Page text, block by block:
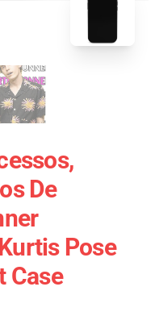
De
Pose
Case